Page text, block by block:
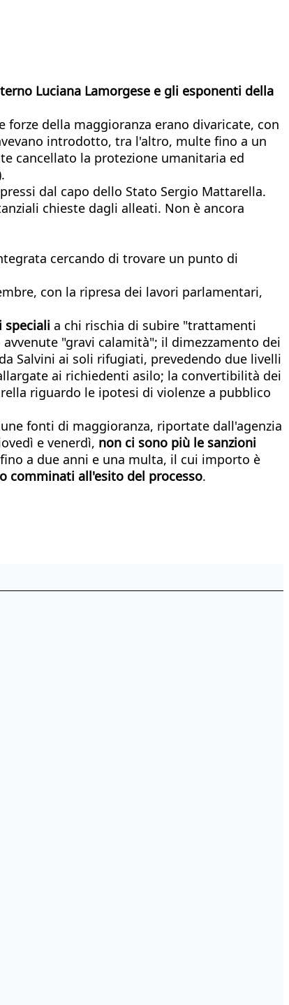
Luciana Lamorgese e gli esponenti della
della maggioranza erano divaricate, con
introdotto, tra l'altro, multe fino a un
cancellato la protezione umanitaria ed
dal capo dello Stato Sergio Mattarella.
chieste dagli alleati. Non è ancora
cercando di trovare un punto di
con la ripresa dei lavori parlamentari,
speciali a chi rischia di subire "trattamenti
"gravi calamità"; il dimezzamento dei
Salvini ai soli rifugiati, prevedendo due livelli
ai richiedenti asilo; la convertibilità dei
riguardo le ipotesi di violenze a pubblico
fonti di maggioranza, riportate dall'agenzia
e venerdì, non ci sono più le sanzioni
a due anni e una multa, il cui importo è
comminati all'esito del processo.